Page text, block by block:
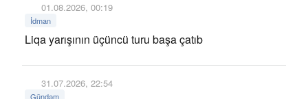
01.08.2026, 00:19
İdman
Liqa yarışının üçüncü turu başa çatıb
31.07.2026, 22:54
Gündəm